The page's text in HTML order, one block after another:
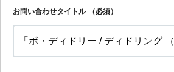
お問い合わせタイトル （必須）